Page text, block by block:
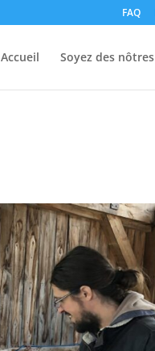
FAQ
Accueil Soyez des nôtres